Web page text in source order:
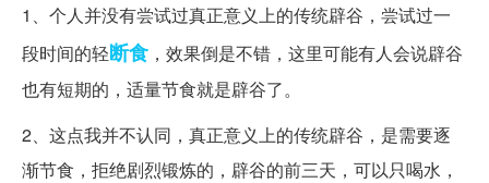
1、个人并没有尝试过真正意义上的传统辟谷，尝试过一
段时间的轻断食 ，效果倒是不错，这里可能有人会说辟谷
也有短期的，适量节食就是辟谷了。
2、这点我并不认同，真正意义上的传统辟谷，是需要逐
渐节食，拒绝剧烈锻炼的，辟谷的前三天，可以只喝水，